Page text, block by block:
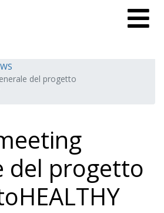
del progetto
del progetto